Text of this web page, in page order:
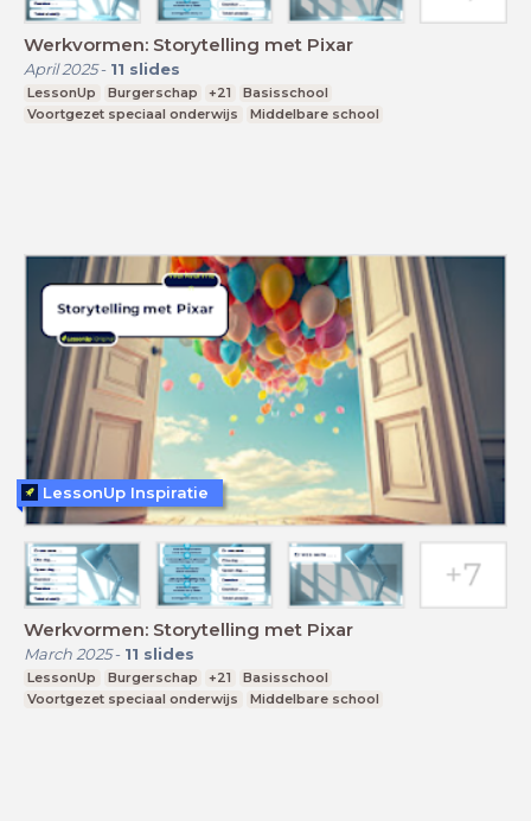
Werkvormen: Storytelling met Pixar
April 2025- 11 slides
LessonUp Burgerschap +21
Basisschool
Voortgezet speciaal onderwijs
Middelbare school
Werkvormen: Storytelling met Pixar
March 2025- 11 slides
LessonUp Burgerschap +21
Basisschool
Voortgezet speciaal onderwijs
Middelbare school
LessonUp Inspiratie